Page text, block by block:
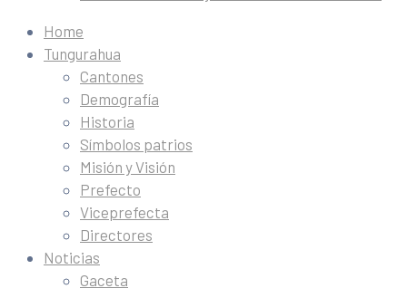
Home
Tungurahua
Cantones
Demografía
Historia
Símbolos patrios
Misión y Visión
Prefecto
Viceprefecta
Directores
Noticias
Gaceta